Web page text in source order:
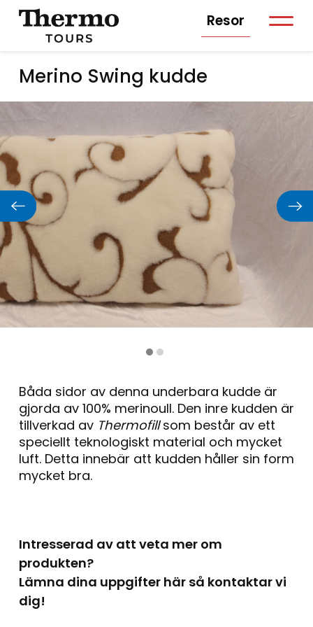
Resor
Merino Swing kudde
Båda sidor av denna underbara kudde är
gjorda av 100% merinoull. Den inre kudden är
tillverkad av Thermofillsom består av ett
speciellt teknologiskt material och mycket
luft. Detta innebär att kudden håller sin form
mycket bra.
Intresserad av att veta mer om
produkten?
Lämna dina uppgifter här så kontaktar vi
dig!